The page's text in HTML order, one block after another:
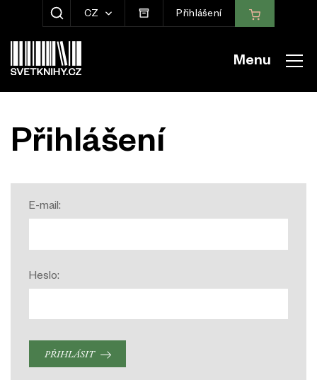
ZOBRAZIT HLEDÁNÍ
CZ Přihlášení
Menu
Přihlášení
E-mail:
Heslo:
PŘIHLÁSIT